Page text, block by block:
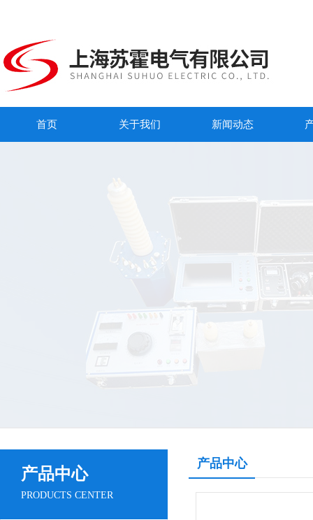
首页 关于我们 新闻动态
产品中心
PRODUCTS CENTER
产品中心